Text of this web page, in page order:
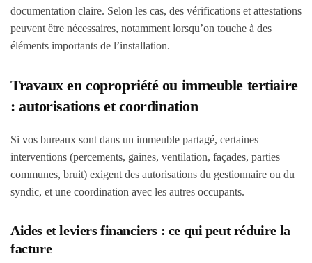
documentation claire. Selon les cas, des vérifications et attestations
peuvent être nécessaires, notamment lorsqu’on touche à des
éléments importants de l’installation.
Travaux en copropriété ou immeuble tertiaire
: autorisations et coordination
Si vos bureaux sont dans un immeuble partagé, certaines
interventions (percements, gaines, ventilation, façades, parties
communes, bruit) exigent des autorisations du gestionnaire ou du
syndic, et une coordination avec les autres occupants.
Aides et leviers financiers : ce qui peut réduire la
facture